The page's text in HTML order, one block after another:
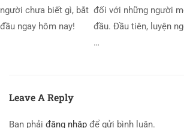
người chưa biết gì, bắt
đầu ngay hôm nay!
đối với những người
đầu. Đầu tiên, luyện
…
Leave A Reply
Bạn phải đăng nhập để gửi bình luận.